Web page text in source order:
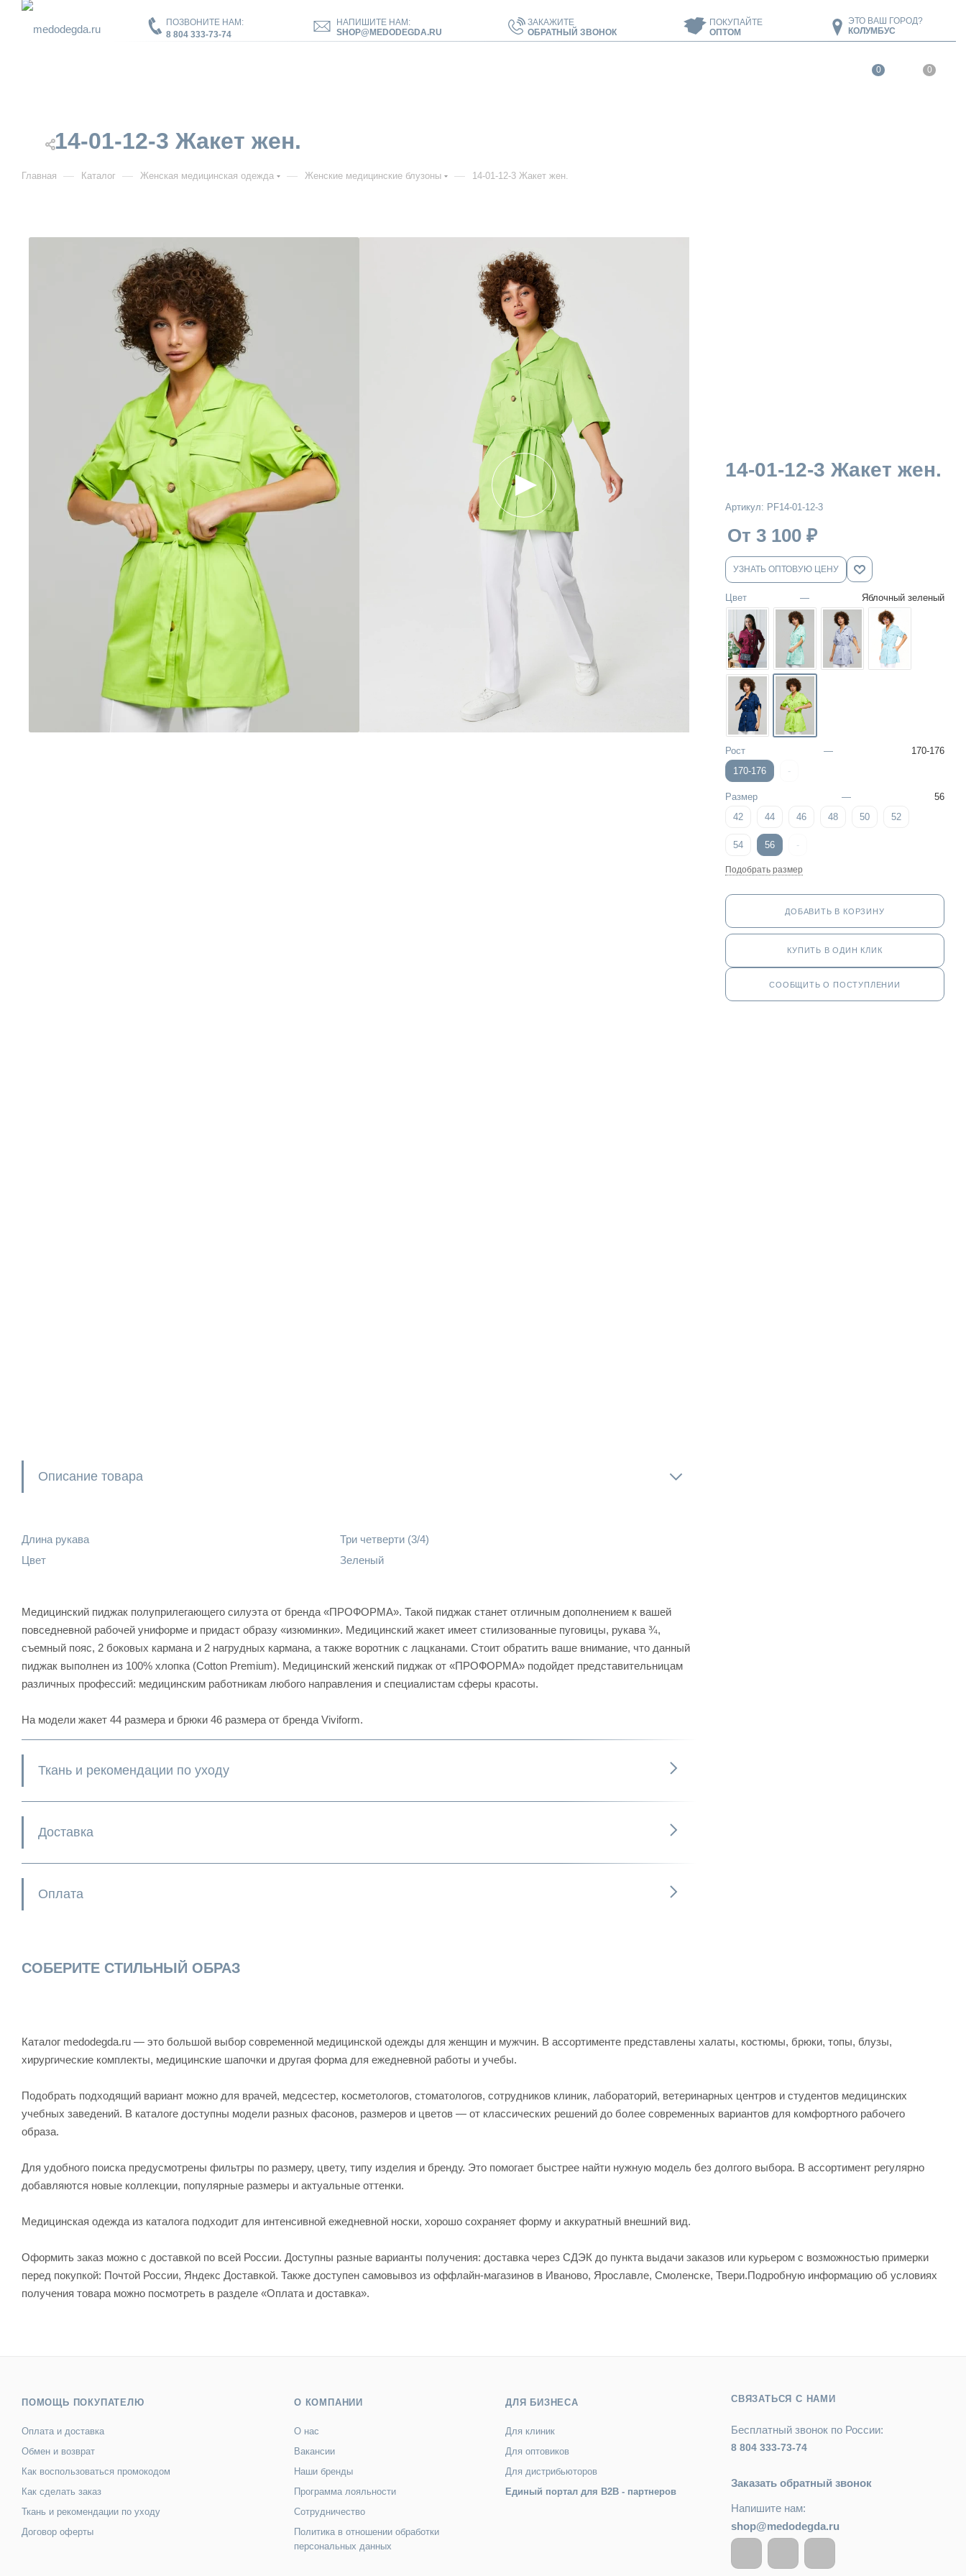
ПОЗВОНИТЕ НАМ:
8 804 333-73-74
НАПИШИТЕ НАМ:
SHOP@MEDODEGDA.RU
ЗАКАЖИТЕ
ОБРАТНЫЙ ЗВОНОК
ПОКУПАЙТЕ
ОПТОМ
ЭТО ВАШ ГОРОД?
КОЛУМБУС
0 0
14-01-12-3 Жакет жен.
Главная — Каталог — Женская медицинская одежда — Женские медицинские блузоны — 14-01-12-3 Жакет жен.
Описание товара
Длина рукава
Три четверти (3/4)
Цвет
Зеленый
Медицинский пиджак полуприлегающего силуэта от бренда «ПРОФОРМА». Такой пиджак станет отличным дополнением к вашей
повседневной рабочей униформе и придаст образу «изюминки». Медицинский жакет имеет стилизованные пуговицы, рукава ¾,
съемный пояс, 2 боковых кармана и 2 нагрудных кармана, а также воротник с лацканами. Стоит обратить ваше внимание, что данный
пиджак выполнен из 100% хлопка (Cotton Premium). Медицинский женский пиджак от «ПРОФОРМА» подойдет представительницам
различных профессий: медицинским работникам любого направления и специалистам сферы красоты.
На модели жакет 44 размера и брюки 46 размера от бренда Viviform.
Ткань и рекомендации по уходу
Доставка
Оплата
СОБЕРИТЕ СТИЛЬНЫЙ ОБРАЗ
14-01-12-3 Жакет жен.
Артикул: PF14-01-12-3
От 3 100 ₽
УЗНАТЬ ОПТОВУЮ ЦЕНУ
Цвет — Яблочный зеленый
Рост —
170-176
170-176
-
Размер —
56
42
44 46 48 50 52
54 56 -
Подобрать размер
ДОБАВИТЬ В КОРЗИНУ
КУПИТЬ В ОДИН КЛИК
СООБЩИТЬ О ПОСТУПЛЕНИИ
Каталог medodegda.ru — это большой выбор современной медицинской одежды для женщин и мужчин. В ассортименте представлены халаты, костюмы, брюки, топы, блузы,
хирургические комплекты, медицинские шапочки и другая форма для ежедневной работы и учебы.
Подобрать подходящий вариант можно для врачей, медсестер, косметологов, стоматологов, сотрудников клиник, лабораторий, ветеринарных центров и студентов медицинских
учебных заведений. В каталоге доступны модели разных фасонов, размеров и цветов — от классических решений до более современных вариантов для комфортного рабочего
образа.
Для удобного поиска предусмотрены фильтры по размеру, цвету, типу изделия и бренду. Это помогает быстрее найти нужную модель без долгого выбора. В ассортимент регулярно
добавляются новые коллекции, популярные размеры и актуальные оттенки.
Медицинская одежда из каталога подходит для интенсивной ежедневной носки, хорошо сохраняет форму и аккуратный внешний вид.
Оформить заказ можно с доставкой по всей России. Доступны разные варианты получения: доставка через СДЭК до пункта выдачи заказов или курьером с возможностью примерки
перед покупкой: Почтой России, Яндекс Доставкой. Также доступен самовывоз из оффлайн-магазинов в Иваново, Ярославле, Смоленске, Твери.Подробную информацию об условиях
получения товара можно посмотреть в разделе «Оплата и доставка».
ПОМОЩЬ ПОКУПАТЕЛЮ
Оплата и доставка
Обмен и возврат
Как воспользоваться промокодом
Как сделать заказ
Ткань и рекомендации по уходу
Договор оферты
О КОМПАНИИ
О нас
Вакансии
Наши бренды
Программа лояльности
Сотрудничество
Политика в отношении обработки
персональных данных
ДЛЯ БИЗНЕСА
Для клиник
Для оптовиков
Для дистрибьюторов
Единый портал для B2B - партнеров
СВЯЗАТЬСЯ С НАМИ
Бесплатный звонок по России:
8 804 333-73-74
Заказать обратный звонок
Напишите нам:
shop@medodegda.ru